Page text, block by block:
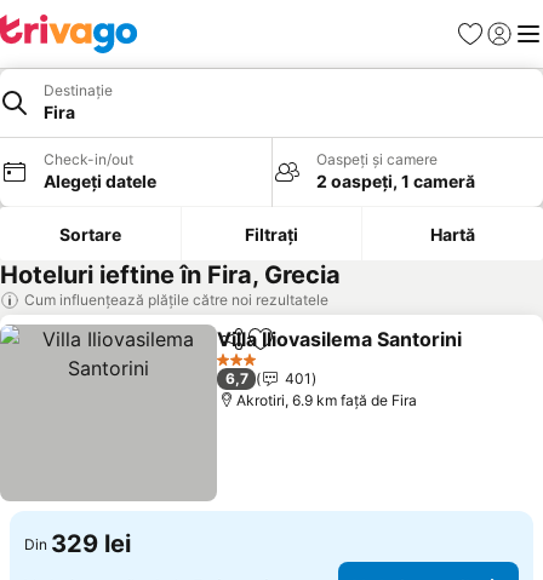
Favorite
Destinație
Fira
Check-in/out
Alegeți datele
Oaspeți și camere
2 oaspeți, 1 cameră
Sortare Filtrați Hartă
Hoteluri ieftine în Fira, Grecia
Cum influențează plățile către noi rezultatele
DistribuițiAdăugaţi la favorite
Villa Iliovasilema Santorini
3 Stele
6,7
401
Akrotiri, 6.9 km faţă de Fira
Din 329 lei